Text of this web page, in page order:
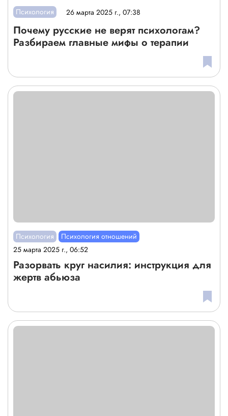
Психология 26 марта 2025 г., 07:38
Почему русские не верят психологам?
Разбираем главные мифы о терапии
Психология
Психология отношений
25 марта 2025 г., 06:52
Разорвать круг насилия: инструкция для
жертв абьюза